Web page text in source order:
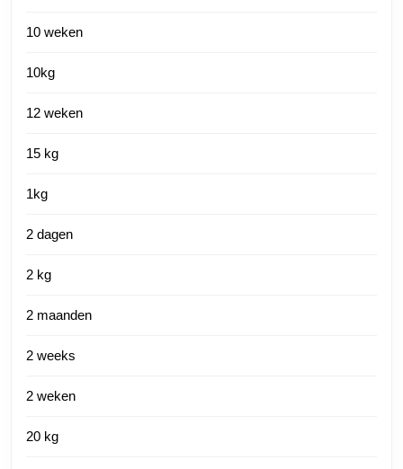
10 weken
10kg
12 weken
15 kg
1kg
2 dagen
2 kg
2 maanden
2 weeks
2 weken
20 kg